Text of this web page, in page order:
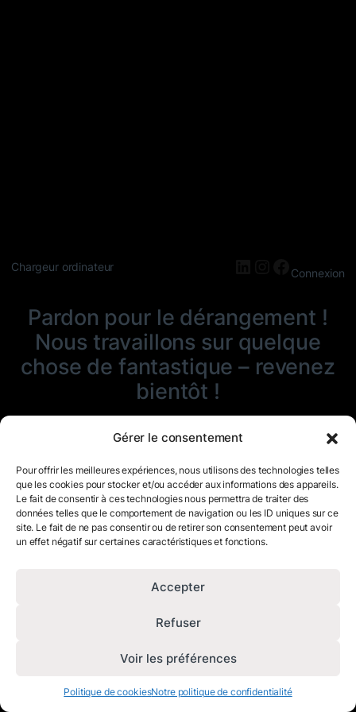
Gérer le consentement
Pour offrir les meilleures expériences, nous utilisons des technologies telles
que les cookies pour stocker et/ou accéder aux informations des appareils.
Le fait de consentir à ces technologies nous permettra de traiter des
données telles que le comportement de navigation ou les ID uniques sur ce
site. Le fait de ne pas consentir ou de retirer son consentement peut avoir
un effet négatif sur certaines caractéristiques et fonctions.
Accepter
Refuser
Voir les préférences
Politique de cookiesNotre politique de confidentialité
Chargeur ordinateur LinkedIn
Instagram
Connexion
Pardon pour le dérangement !
Nous travaillons sur quelque
chose de fantastique – revenez
bientôt !